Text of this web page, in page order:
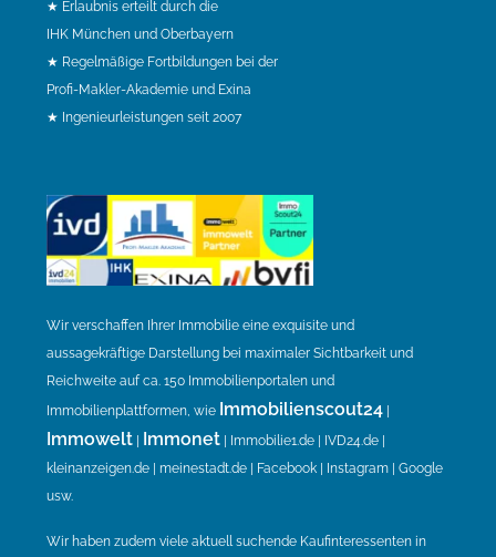
★ Erlaubnis erteilt durch die
IHK München und Oberbayern
★ Regelmäßige Fortbildungen bei der
Profi-Makler-Akademie und Exina
★ Ingenieurleistungen seit 2007
Wir verschaffen Ihrer Immobilie eine exquisite und
aussagekräftige Darstellung bei maximaler Sichtbarkeit und
Reichweite auf ca. 150 Immobilienportalen und
Immobilienplattformen, wie Immobilienscout24
Immowelt Immonet | Immobilie1.de | IVD24.de |
kleinanzeigen.de | meinestadt.de | Facebook | Instagram | Google
usw.
Wir haben zudem viele aktuell suchende Kaufinteressenten in